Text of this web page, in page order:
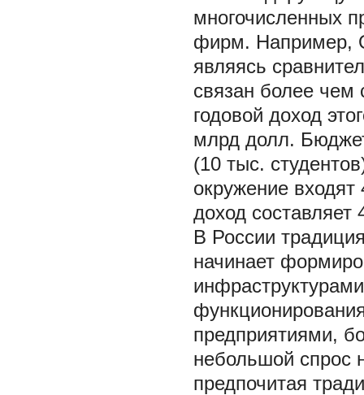
многочисленных
фирм. Например,
являясь
связан более
годовой доход
млрд долл. Бюджет
(10 тыс.
окружение
доход
В России
начинает
предприятиями,
небольшой спрос
предпочитая